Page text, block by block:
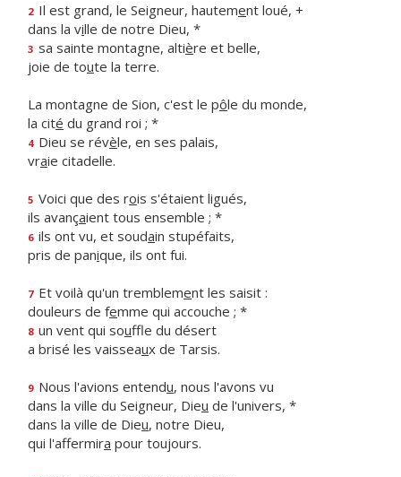
2 Il est grand, le Seigneur, hautement loué, +
dans la ville de notre Dieu, *
3 sa sainte montagne, altière et belle,
joie de toute la terre.
La montagne de Sion, c'est le pôle du monde,
la cité du grand roi ; *
4 Dieu se révèle, en ses palais,
vraie citadelle.
5 Voici que des rois s'étaient ligués,
ils avançaient tous ensemble ; *
6 ils ont vu, et soudain stupéfaits,
pris de panique, ils ont fui.
7 Et voilà qu'un tremblement les saisit :
douleurs de femme qui accouche ; *
8 un vent qui souffle du désert
a brisé les vaisseaux de Tarsis.
9 Nous l'avions entendu, nous l'avons vu
dans la ville du Seigneur, Dieu de l'univers, *
dans la ville de Dieu, notre Dieu,
qui l'affermira pour toujours.